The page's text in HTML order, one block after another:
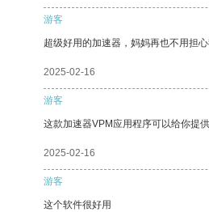
游客
超级好用的加速器，妈妈再也不用担心
2025-02-16
游客
这款加速器VPM应用程序可以给你提
2025-02-16
游客
这个软件很好用